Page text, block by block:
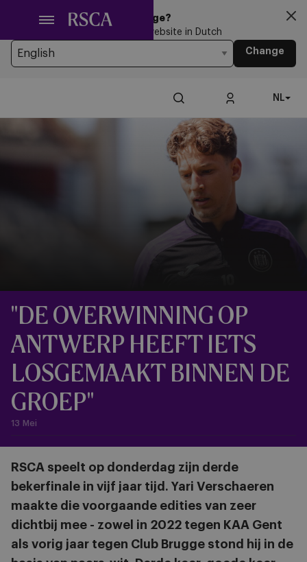
hoofdinhoud
Looking for another Language?
You’re currently browsing the website in Dutch
Change
NL
"DE OVERWINNING OP
ANTWERP HEEFT IETS
LOSGEMAAKT BINNEN DE
GROEP"
13 Mei
RSCA speelt op donderdag zijn derde
bekerfinale in vijf jaar tijd. Yari Verschaeren
maakte die voorgaande edities van zeer
dichtbij mee - zowel in 2022 tegen KAA Gent
als vorig jaar tegen Club Brugge stond hij in de